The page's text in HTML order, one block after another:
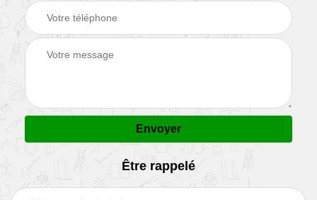
Être rappelé